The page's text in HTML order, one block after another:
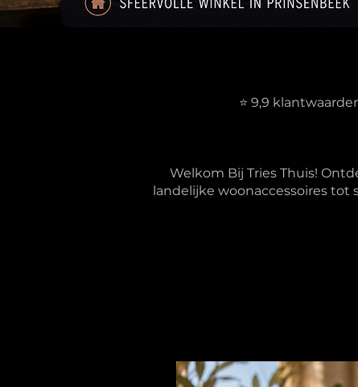
⭐ 9,9
Welkom Bij Tries Thuis!
landelijke woonaccessoires tot